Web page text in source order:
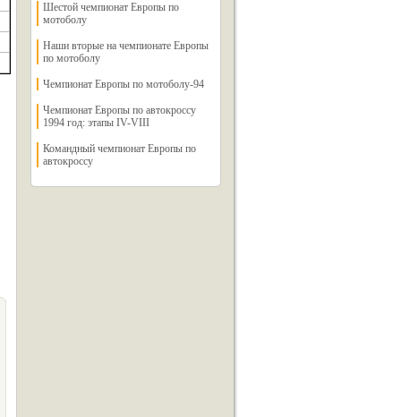
Шестой чемпионат Европы по
мотоболу
Наши вторые на чемпионате Европы
по мотоболу
Чемпионат Европы по мотоболу-94
Чемпионат Европы по автокроссу
1994 год: этапы IV-VIII
Командный чемпионат Европы по
автокроссу